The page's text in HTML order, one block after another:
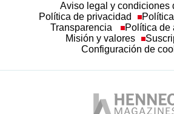
Aviso legal y condiciones
Política de privacidad
Transparencia
Política de
Misión y valores
Configuración de